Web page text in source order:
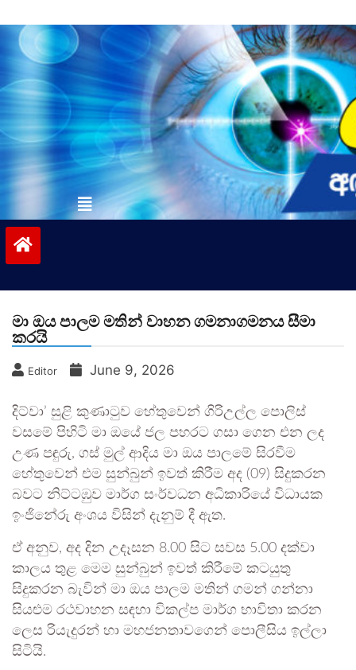
to
contentvinivida.lk
මා ඔය පාලම මතින් වාහන ගමනාගමනය සීමා
කරයි
Editor June 9, 2026
දිට්වා’ සුළි කුණාටුව හේතුවෙන් ගිරිඋල්ල පොලිස්
වසමේ පිහිටි මා ඔයේ ජල පහරට ගසා ගෙන එන ලද
උණ පඳුරු, ගස් මුල් ආදිය මා ඔය පාලමේ සිරවීම
හේතුවෙන් එම සුන්බුන් ඉවත් කිරීම අද (09) සිදුකරන
බවට නිට්ටඹුව මාර්ග සංර්වධන අධිකාරියේ විධායක
ඉංජිනේරු අංශය විසින් දැනුම් දී ඇත.
ඒ අනුව, අද දින උදෑසන 8.00 සිට සවස 5.00 දක්වා
කාලය තුළ මෙම සුන්බුන් ඉවත් කිරීමේ කටයුතු
සිදුකරන බැවින් මා ඔය පාලම මතින් ගමන් ගන්නා
සියළුම රථවාහන සඳහා විකල්ප මාර්‌ග භාවිතා කරන
ලෙස රියැදුරන් හා මහජනතාවගෙන් පොලීසිය ඉල්ලා
සිටියි.